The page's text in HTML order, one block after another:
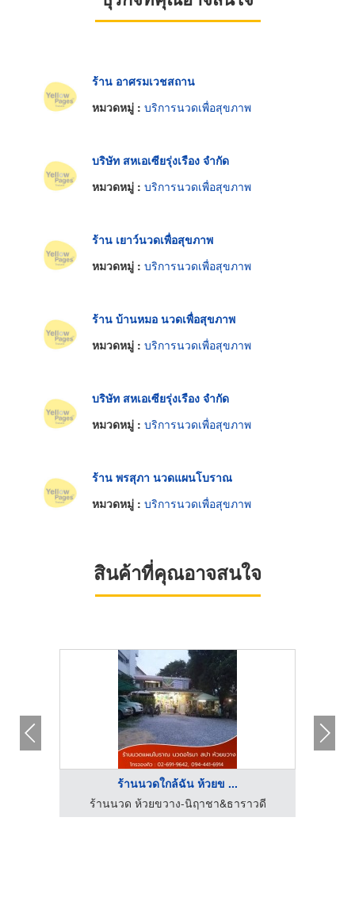
ร้าน อาศรมเวชสถาน
หมวดหมู่ : บริการนวดเพื่อสุขภาพ
บริษัท สหเอเซียรุ่งเรือง จำกัด
หมวดหมู่ : บริการนวดเพื่อสุขภาพ
ร้าน เยาว์นวดเพื่อสุขภาพ
หมวดหมู่ : บริการนวดเพื่อสุขภาพ
ร้าน บ้านหมอ นวดเพื่อสุขภาพ
หมวดหมู่ : บริการนวดเพื่อสุขภาพ
บริษัท สหเอเซียรุ่งเรือง จำกัด
หมวดหมู่ : บริการนวดเพื่อสุขภาพ
ร้าน พรสุภา นวดแผนโบราณ
หมวดหมู่ : บริการนวดเพื่อสุขภาพ
สินค้าที่คุณอาจสนใจ
ร้านนวดใกล้ฉัน ห้วยข ...
ร้านนวด ห้วยขวาง-นิฤาชา&ธาราวดี